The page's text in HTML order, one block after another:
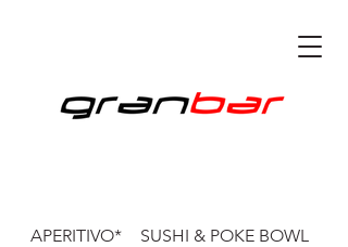
APERITIVO* SUSHI & POKE BOWL